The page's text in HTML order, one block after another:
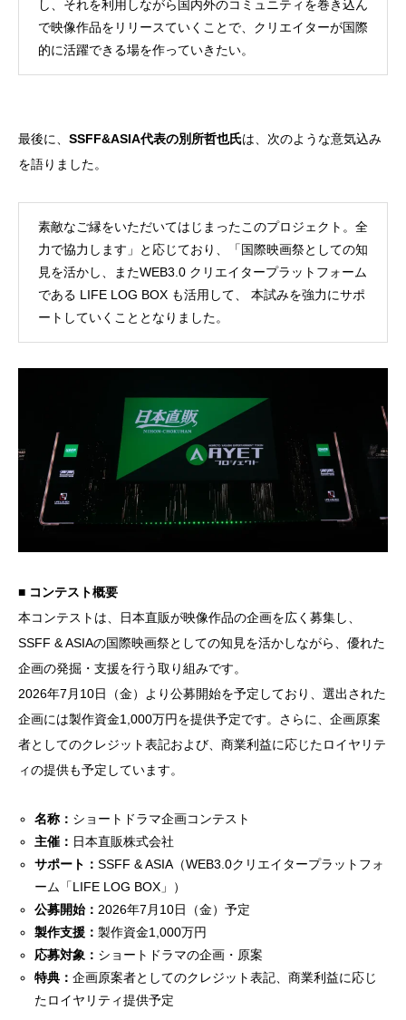
し、それを利用しながら国内外のコミュニティを巻き込ん
で映像作品をリリースていくことで、クリエイターが国際
的に活躍できる場を作っていきたい。
最後に、 SSFF&ASIA代表の別所哲也氏は、次のような意気込み
を語りました。
素敵なご縁をいただいてはじまったこのプロジェクト。全
力で協力します」と応じており、「国際映画祭としての知
見を活かし、またWEB3.0 クリエイタープラットフォーム
である LIFE LOG BOX も活用して、 本試みを強力にサポ
ートしていくこととなりました。
■ コンテスト概要
本コンテストは、日本直販が映像作品の企画を広く募集し、
SSFF & ASIAの国際映画祭としての知見を活かしながら、優れた
企画の発掘・支援を行う取り組みです。
2026年7月10日（金）より公募開始を予定しており、選出された
企画には製作資金1,000万円を提供予定です。さらに、企画原案
者としてのクレジット表記および、商業利益に応じたロイヤリテ
ィの提供も予定しています。
名称： ショートドラマ企画コンテスト
主催： 日本直販株式会社
サポート：SSFF & ASIA（WEB3.0クリエイタープラットフォ
ーム「LIFE LOG BOX」）
公募開始： 2026年7月10日（金）予定
製作支援：製作資金1,000万円
応募対象： ショートドラマの企画・原案
特典：企画原案者としてのクレジット表記、商業利益に応じ
たロイヤリティ提供予定